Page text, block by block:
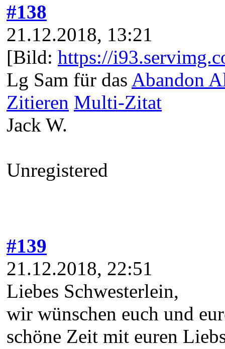
#138
21.12.2018, 13:21
[Bild: https://
Lg Sam für das Abandon
Zitieren Multi-Zitat
Jack W.
Unregistered
#139
21.12.2018, 22:51
Liebes Schwesterlein,
wir wünschen euch und
schöne Zeit mit euren